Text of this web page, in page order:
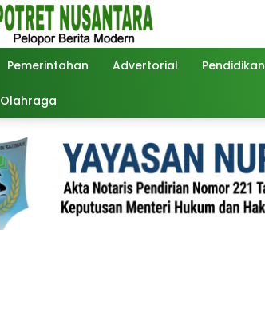
Pemerintahan Advertorial Pendidikan
Olahraga